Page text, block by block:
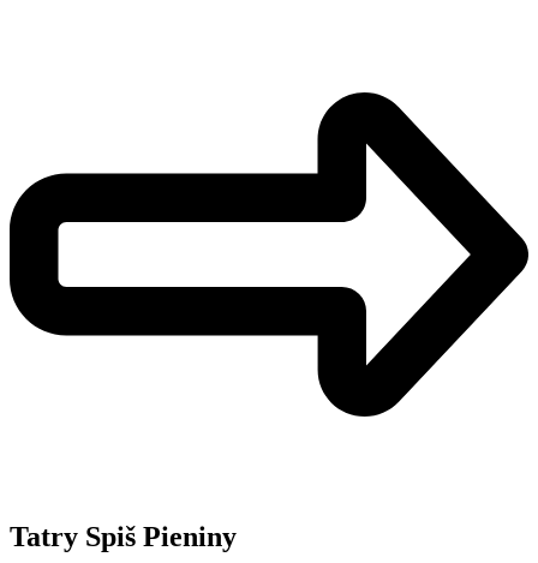
Tatry Spiš Pieniny